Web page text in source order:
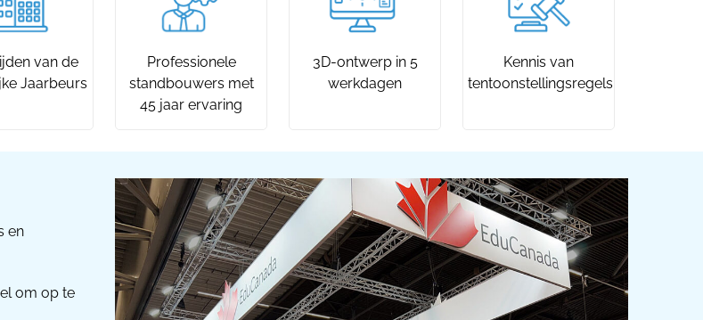
van de
Jaarbeurs
Professionele
standbouwers met
45 jaar ervaring
3D-ontwerp in 5
werkdagen
Kennis van
tentoonstellingsregels
en
om op te